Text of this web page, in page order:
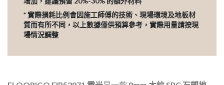
* 實際損耗比例會因施工師傅的技術、現場環境及地板材
質而有所不同，以上數據僅供預算參考，實際用量請按現
場情況調整